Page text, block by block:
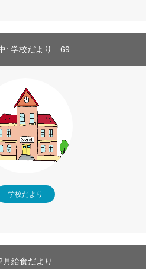
: 学校だより 69
学校だより
月給食だより